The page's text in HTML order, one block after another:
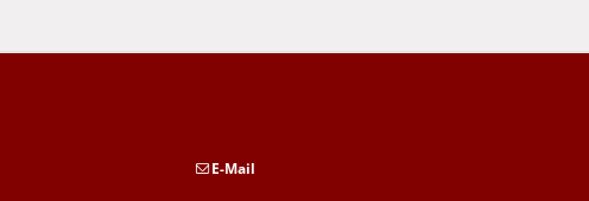
E-Mail